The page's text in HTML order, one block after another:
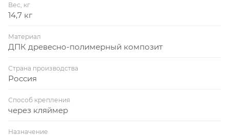
Вес, кг
14,7 кг
Материал
ДПК древесно-полимерный композит
Страна производства
Россия
Способ крепления
через кляймер
Назначение